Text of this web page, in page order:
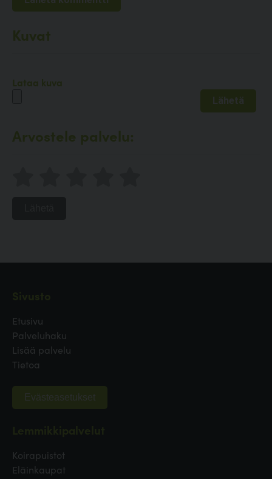
Kuvat
Lataa kuva
Arvostele palvelu:
Etusivu
Palveluhaku
Lisää palvelu
Tietoa
Evästeasetukset
Koirapuistot
Eläinkaupat